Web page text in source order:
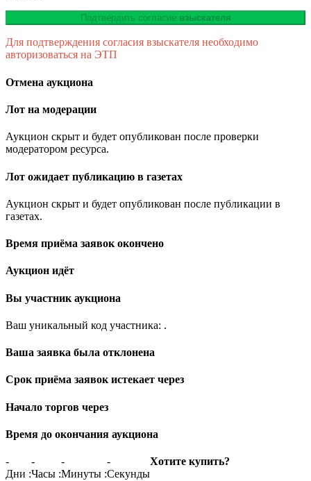
Подтвердить согласие взыскателя
Для подтверждения согласия взыскателя необходимо
авторизоваться на ЭТП
Отмена аукциона
Лот на модерации
Аукцион скрыт и будет опубликован после проверки
модератором ресурса.
Лот ожидает публикацию в газетах
Аукцион скрыт и будет опубликован после публикации в
газетах.
Время приёма заявок окончено
Аукцион идёт
Вы участник аукциона
Ваш уникальный код участника: .
Ваша заявка была отклонена
Срок приёма заявок истекает через
Начало торгов через
Время до окончания аукциона
-
Дни :
-
Часы :
-
Минуты :
-
Секунды
Хотите купить?